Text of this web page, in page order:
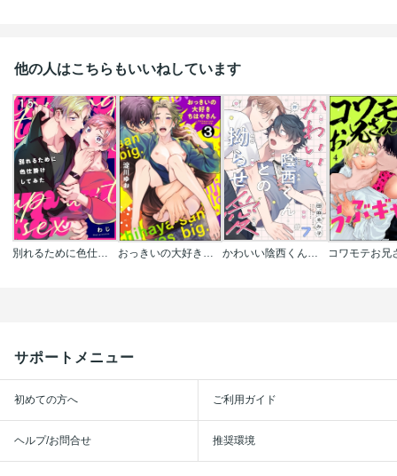
他の人はこちらもいいねしています
別れるために色仕掛けしてみた おっきいの大好きちはやさん(分冊版) かわいい陰西くんとの拗らせ愛
サポートメニュー
初めての方へ ご利用ガイド
ヘルプ/お問合せ 推奨環境